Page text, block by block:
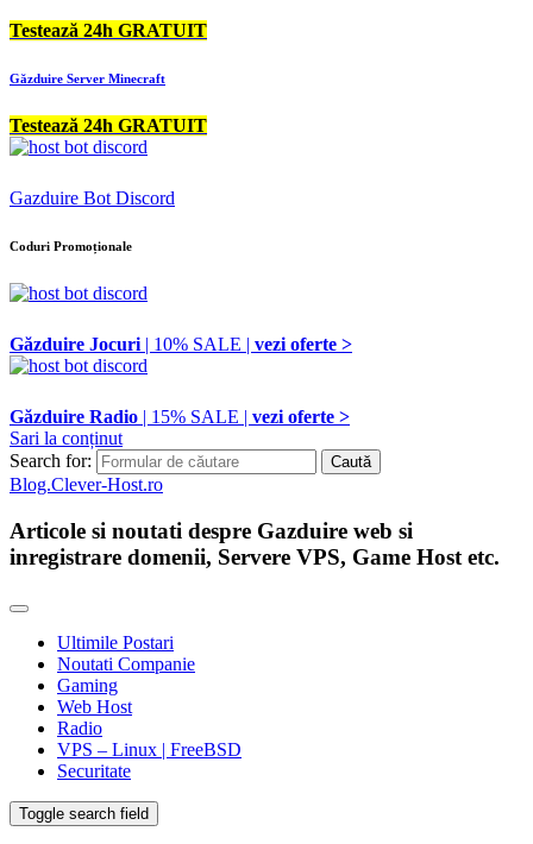
Testează 24h GRATUIT
Găzduire Server Minecraft
Testează 24h GRATUIT
Gazduire Bot Discord
Coduri Promoționale
Găzduire Jocuri | 10% SALE | vezi oferte >
Găzduire Radio | 15% SALE | vezi oferte >
Sari la conținut
Search for:
Blog.Clever-Host.ro
Articole si noutati despre Gazduire web si
inregistrare domenii, Servere VPS, Game Host etc.
Ultimile Postari
Noutati Companie
Gaming
Web Host
Radio
VPS – Linux | FreeBSD
Securitate
Toggle search field